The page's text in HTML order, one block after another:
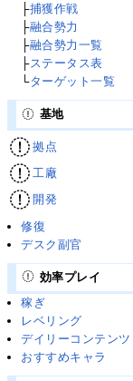
├捕獲作戦
├融合勢力
├融合勢力一覧
├ステータス表
└ターゲット一覧
基地
拠点
工廠
開発
修復
デスク副官
効率プレイ
稼ぎ
レベリング
デイリーコンテンツ
おすすめキャラ